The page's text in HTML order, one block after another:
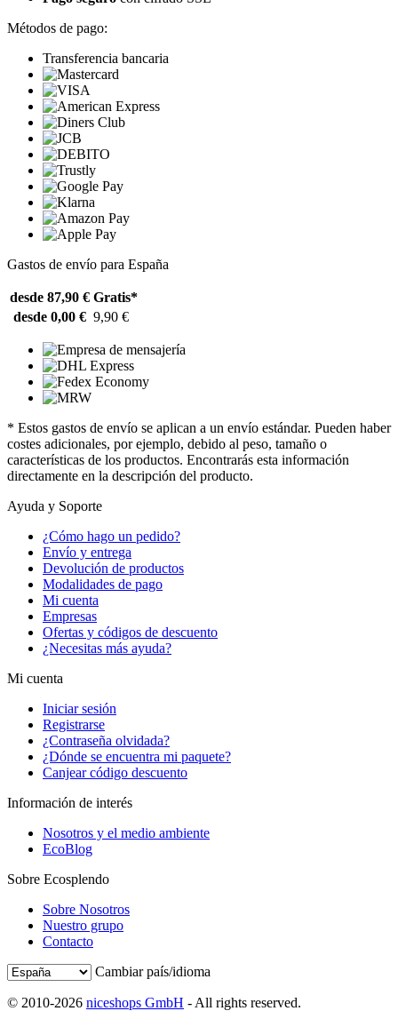
Métodos de pago:
Transferencia bancaria
Gastos de envío para España
desde 87,90 € Gratis*
desde 0,00 € 9,90 €
* Estos gastos de envío se aplican a un envío estándar. Pueden haber
costes adicionales, por ejemplo, debido al peso, tamaño o
características de los productos. Encontrarás esta información
directamente en la descripción del producto.
Ayuda y Soporte
¿Cómo hago un pedido?
Envío y entrega
Devolución de productos
Modalidades de pago
Mi cuenta
Empresas
Ofertas y códigos de descuento
¿Necesitas más ayuda?
Mi cuenta
Iniciar sesión
Registrarse
¿Contraseña olvidada?
¿Dónde se encuentra mi paquete?
Canjear código descuento
Información de interés
Nosotros y el medio ambiente
EcoBlog
Sobre Ecosplendo
Sobre Nosotros
Nuestro grupo
Contacto
Cambiar país/idioma
© 2010-2026 niceshops GmbH - All rights reserved.